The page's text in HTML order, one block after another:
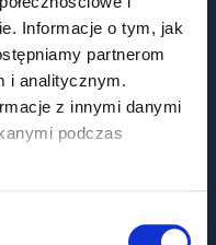
Informacje o tym, jak
partnerom
i analitycznym.
z innymi danymi
podczas